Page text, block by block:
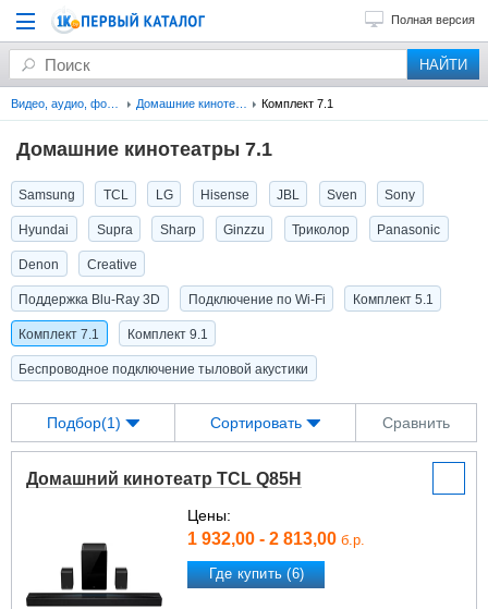
Полная версия
Домашние кинотеатры Комплект 7.1
Домашние кинотеатры 7.1
Samsung TCL LG Hisense JBL Sven Sony
Hyundai Supra Sharp Ginzzu Триколор Panasonic
Denon Creative
Поддержка Blu-Ray 3D Подключение по Wi-Fi Комплект 5.1
Комплект 7.1 Комплект 9.1
Беспроводное подключение тыловой акустики
Подбор(1) Сортировать Сравнить
Домашний кинотеатр TCL Q85H
Цены:
1 932,00 - 2 813,00 б.р.
Где купить (6)